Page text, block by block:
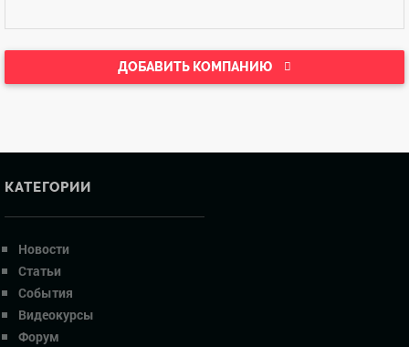
ДОБАВИТЬ КОМПАНИЮ
КАТЕГОРИИ
Новости
Статьи
События
Видеокурсы
Форум